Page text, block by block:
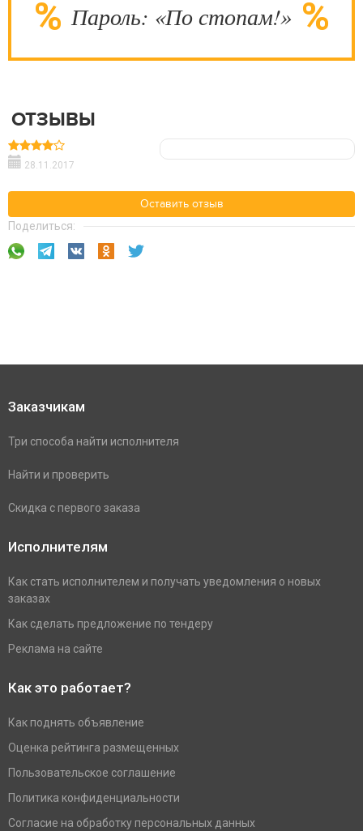
Пароль: «По стопам!»
ОТЗЫВЫ
28.11.2017
Оставить отзыв
Поделиться:
Заказчикам
Три способа найти исполнителя
Найти и проверить
Скидка с первого заказа
Исполнителям
Как стать исполнителем и получать уведомления о новых
заказах
Как сделать предложение по тендеру
Реклама на сайте
Как это работает?
Как поднять объявление
Оценка рейтинга размещенных
Пользовательское соглашение
Политика конфиденциальности
Согласие на обработку персональных данных